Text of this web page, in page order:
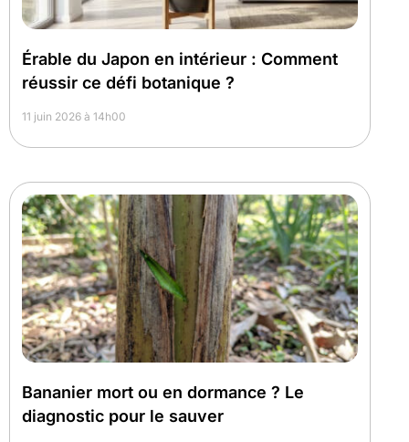
Érable du Japon en intérieur : Comment
réussir ce défi botanique ?
11 juin 2026 à 14h00
Bananier mort ou en dormance ? Le
diagnostic pour le sauver